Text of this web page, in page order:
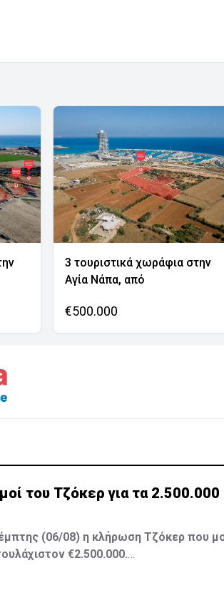
3 τουριστικά χωράφια στην
Αγία Νάπα, από
€500.000
του Τζόκερ για τα
(06/08) η κλήρωση Τζόκερ που
€2.500.000.